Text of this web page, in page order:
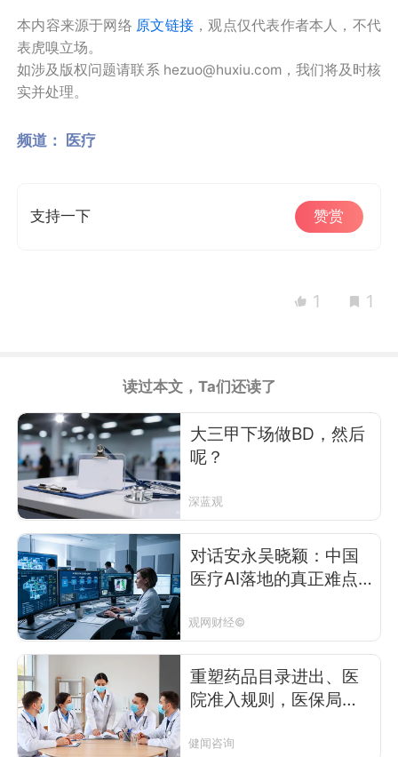
本内容来源于网络 原文链接 ，观点仅代表作者本人，不代
表虎嗅立场。
如涉及版权问题请联系 hezuo@huxiu.com，我们将及时核
实并处理。
频道： 医疗
支持一下 赞赏
1 1
读过本文，Ta们还读了
大三甲下场做BD，然后
呢？
深蓝观
对话安永吴晓颖：中国
医疗AI落地的真正难点
观网财经©
重塑药品目录进出、医
院准入规则，医保局正
健闻咨询